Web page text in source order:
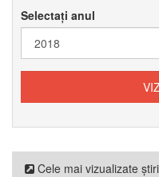
Selectați anul
Cele mai vizualizate